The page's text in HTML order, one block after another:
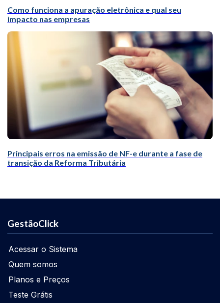
Como funciona a apuração eletrônica e qual seu
impacto nas empresas
Principais erros na emissão de NF-e durante a fase de
transição da Reforma Tributária
GestãoClick
Acessar o Sistema
Quem somos
Planos e Preços
Teste Grátis